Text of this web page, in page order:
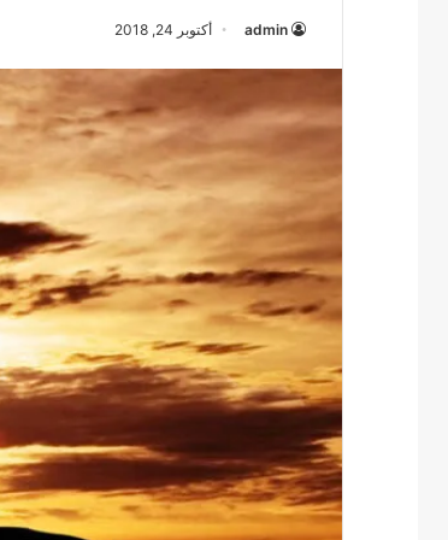
admin أكتوبر 24, 2018